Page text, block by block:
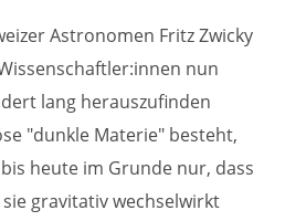
Astronomen Fritz Zwicky
nun
lang herauszufinden
"dunkle Materie" besteht,
heute im Grunde nur, dass
gravitativ wechselwirkt